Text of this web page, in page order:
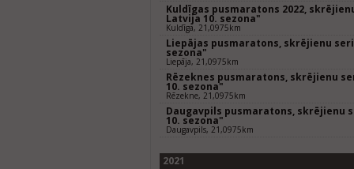
Kuldīgas pusmaratons 2022,
Latvija 10. sezona"
Kuldīga, 21,0975km
Liepājas pusmaratons, skrējienu
sezona"
Liepāja, 21,0975km
Rēzeknes pusmaratons, skrējienu
10. sezona"
Rēzekne, 21,0975km
Daugavpils pusmaratons, skrējienu
10. sezona"
Daugavpils, 21,0975km
2021